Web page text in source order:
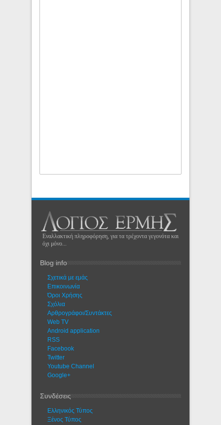
Εναλλακτική πληροφόρηση, για τα τρέχοντα γεγονότα και
όχι μόνο...
Blog info
Σχετικά με εμάς
Eπικοινωνία
Όροι Χρήσης
Σχόλια
Αρθρογράφοι/Συντάκτες
Web TV
Android application
RSS
Facebook
Twitter
Youtube Channel
Google+
Συνδέσεις
Ελληνικός Τύπος
Ξένος Τύπος